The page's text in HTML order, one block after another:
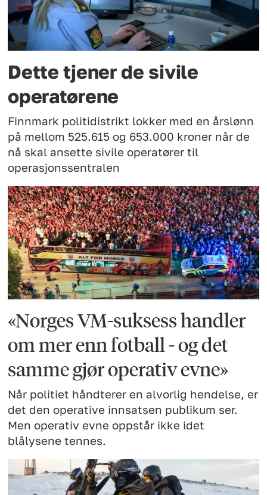
Dette tjener de sivile
operatørene
Finnmark politidistrikt lokker med en årslønn
på mellom 525.615 og 653.000 kroner når de
nå skal ansette sivile operatører til
operasjonssentralen
«Norges VM-suksess handler
om mer enn fotball - og det
samme gjør operativ evne»
Når politiet håndterer en alvorlig hendelse, er
det den operative innsatsen publikum ser.
Men operativ evne oppstår ikke idet
blålysene tennes.